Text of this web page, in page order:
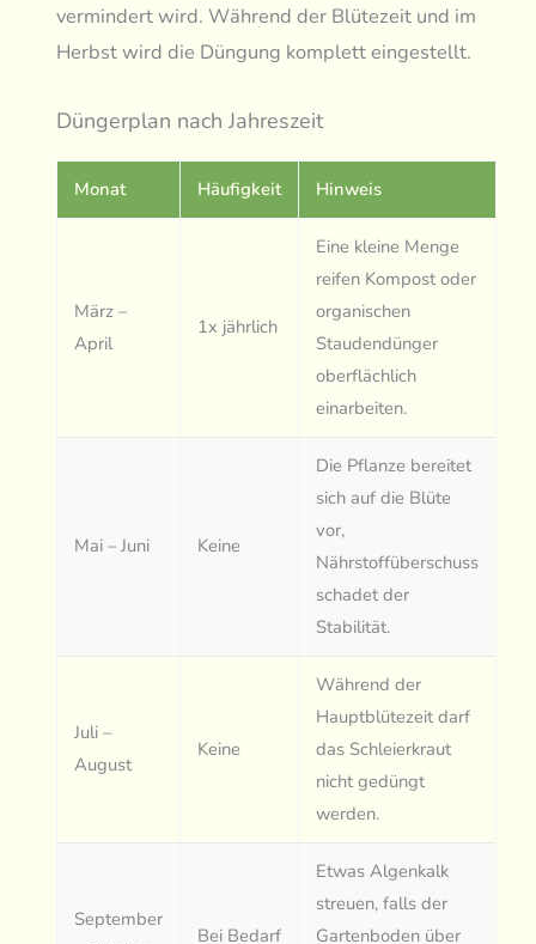
vermindert wird. Während der Blütezeit und im
Herbst wird die Düngung komplett eingestellt.
Düngerplan nach Jahreszeit
Monat Häufigkeit Hinweis
März –
April
1x jährlich
Eine kleine Menge
reifen Kompost oder
organischen
Staudendünger
oberflächlich
einarbeiten.
Mai – Juni Keine
Die Pflanze bereitet
sich auf die Blüte
vor,
Nährstoffüberschuss
schadet der
Stabilität.
Juli –
August
Keine
Während der
Hauptblütezeit darf
das Schleierkraut
nicht gedüngt
werden.
September
Bei Bedarf
Etwas Algenkalk
streuen, falls der
Gartenboden über